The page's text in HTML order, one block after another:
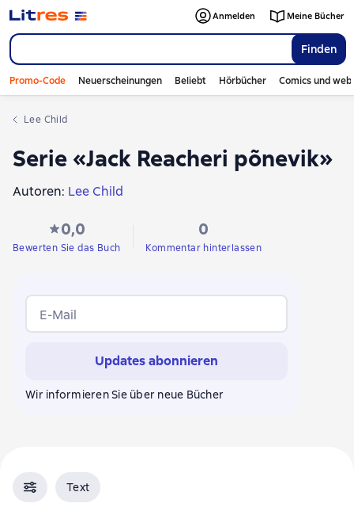
Finden
Anmelden Meine Bücher
Promo-Code Neuerscheinungen Beliebt Hörbücher Comics und
Lee Child
Serie «Jack Reacheri põnevik»
Autoren: Lee Child
0,0
Bewerten Sie das Buch
0
Kommentar hinterlassen
E-Mail
Updates abonnieren
Wir informieren Sie über neue Bücher
Text